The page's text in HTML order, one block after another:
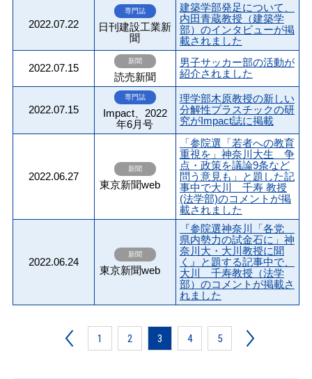
2022.07.22
専門誌
日刊建設工業新
聞
建築学部発足について、
内田青蔵教授（建築学
部）のインタビューが掲
載されました
2022.07.15
新聞
読売新聞
男子サッカー部の活動が
紹介されました
2022.07.15
専門誌
Impact、2022
年6月号
理学部木原教授の新しい
分解性プラスチックの研
究がImpact誌に掲載
2022.06.27
新聞
東京新聞web
「参院選「若者への教育
重視を」神奈川大生 争
点・政策を議論9条など
問う意見も」と題した記
事中で大川 千寿 教授
(法学部)のコメントが掲
載されました
2022.06.24
新聞
東京新聞web
『参院選神奈川「各党
県内勢力の試金石に」神
奈川大・大川教授に聞
く』と題する記事中で、
大川 千寿教授（法学
部）のコメントが掲載さ
れました
1 2 3 4 5